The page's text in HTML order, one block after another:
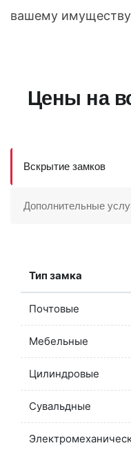
вашему
Цены на
Вскрытие замков
Дополнительные
Тип замка
Почтовые
Мебельные
Цилиндровые
Сувальдные